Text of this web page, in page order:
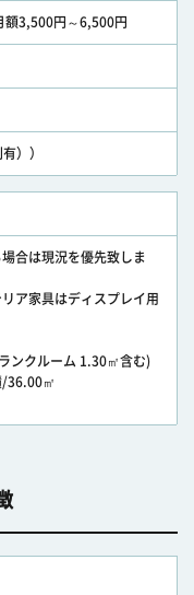
額3,500円～6,500円
））
合は現況を優先致しま
ア家具はディスプレイ用
ンクルーム 1.30㎡含む)
36.00㎡